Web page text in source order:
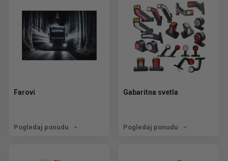
Farovi
Pogledaj ponudu
Gabaritna svetla
Pogledaj ponudu